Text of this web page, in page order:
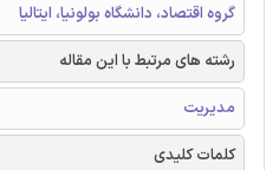
گروه اقتصاد، دانشگاه بولونیا، ایتالیا
رشته های مرتبط با این مقاله
مدیریت
کلمات کلیدی